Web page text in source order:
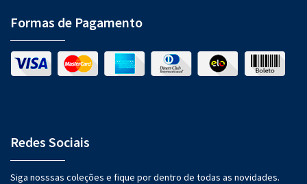
Formas de Pagamento
Redes Sociais
Siga nosssas coleções e fique por dentro de todas as novidades.